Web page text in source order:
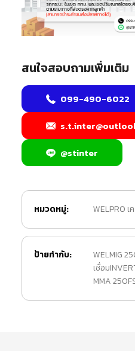
สนใจสอบถามเพิ่มเติม
099-490-6022
@stinter
หมวดหมู่: WELPRO เ
ป้ายกำกับ: WELMIG
เชื่อม
MMA